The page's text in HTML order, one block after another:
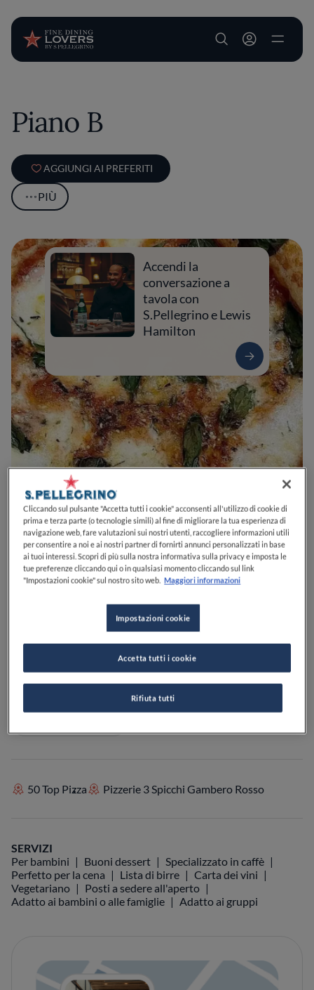
User account
Piano B
AGGIUNGI AI PREFERITI
PIÙ
0 0 0 0 0
Accendi la
conversazione a
tavola con
S.Pellegrino e Lewis
Hamilton
Via Cairoli, 18 96100SiracusaSRItalia
VEDI SULLA MAPPA
50 Top Pizza Pizzerie 3 Spicchi Gambero Rosso
SERVIZI
Per bambini
Buoni dessert
Specializzato in caffè
Perfetto per la cena
Lista di birre
Carta dei vini
Vegetariano
Posti a sedere all'aperto
Adatto ai bambini o alle famiglie
Adatto ai gruppi
Cliccando sul pulsante "Accetta tutti i cookie" acconsenti all'utilizzo di cookie di
prima e terza parte (o tecnologie simili) al fine di migliorare la tua esperienza di
navigazione web, fare valutazioni sui nostri utenti, raccogliere informazioni utili
per consentire a noi e ai nostri partner di fornirti annunci personalizzati in base
ai tuoi interessi. Scopri di più sulla nostra informativa sulla privacy e imposta le
tue preferenze cliccando qui o in qualsiasi momento cliccando sul link
"Impostazioni cookie" sul nostro sito web. Maggiori informazioni
Impostazioni cookie
Rifiuta tutti
Accetta tutti i cookie